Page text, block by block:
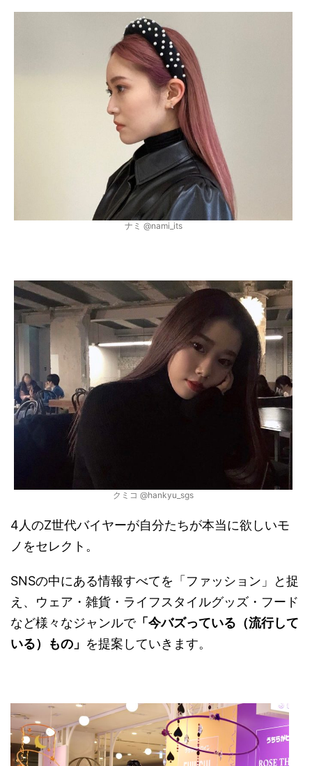
ナミ @nami_its
クミコ @hankyu_sgs
4人のZ世代バイヤーが自分たちが本当に欲しいモ
ノをセレクト。
SNSの中にある情報すべてを「ファッション」と捉
え、ウェア・雑貨・ライフスタイルグッズ・フード
など様々なジャンルで「今バズっている（流行して
いる）もの」 を提案していきます。